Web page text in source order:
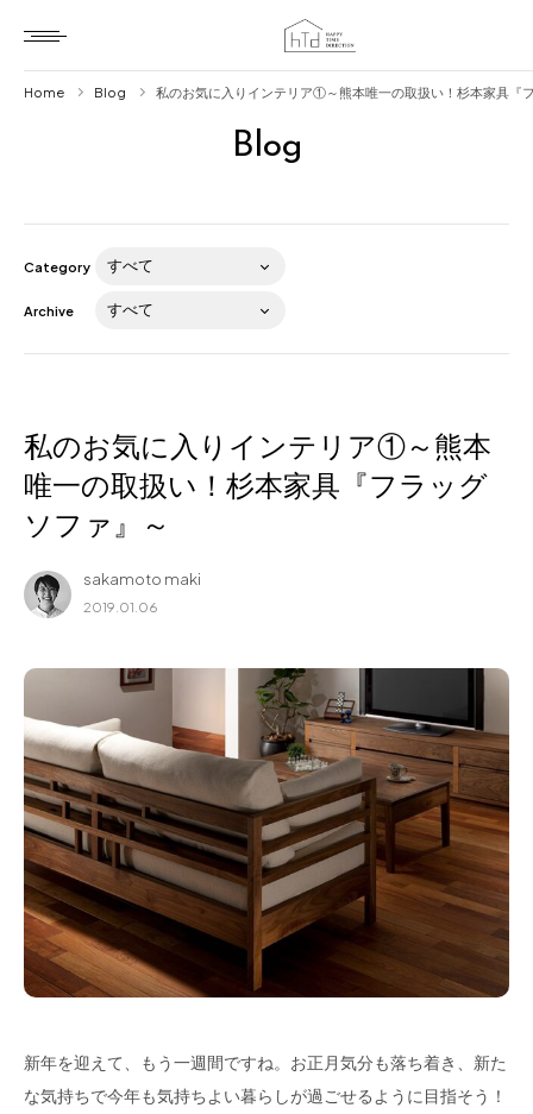
Blog
About us
for Business
Recruit
フラッグシップストア
0965-52-0323
熊本店
096-274-8175
Arv
Blog
Home Blog 私のお気に入りインテリア①～熊本唯一の取扱い！杉本家具『
Category
Archive
私のお気に入りインテリア①～熊本
唯一の取扱い！杉本家具『フラッグ
ソファ』～
sakamoto maki
2019.01.06
新年を迎えて、もう一週間ですね。お正月気分も落ち着き、新た
な気持ちで今年も気持ちよい暮らしが過ごせるように目指そう！